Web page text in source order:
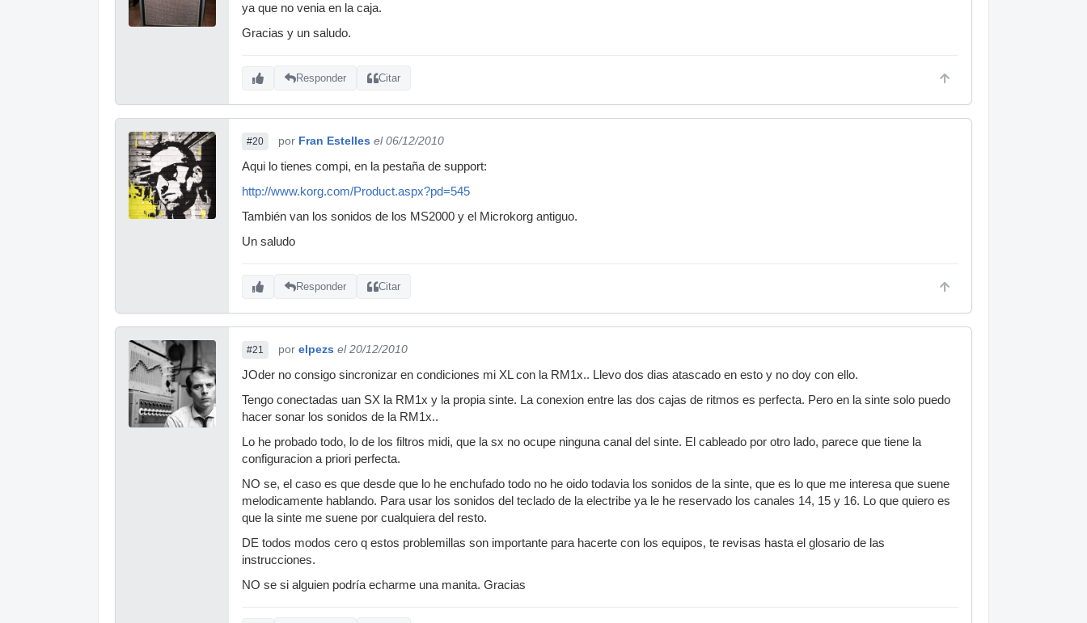
ya que no venia en la caja.
Gracias y un saludo.
Responder Citar
#20 por Fran Estelles el 06/12/2010
Aqui lo tienes compi, en la pestaña de support:
http://www.korg.com/Product.aspx?pd=545
También van los sonidos de los MS2000 y el Microkorg antiguo.
Un saludo
Responder Citar
#21 por elpezs el 20/12/2010
JOder no consigo sincronizar en condiciones mi XL con la RM1x.. Llevo dos dias atascado en esto y no doy con ello.
Tengo conectadas uan SX la RM1x y la propia sinte. La conexion entre las dos cajas de ritmos es perfecta. Pero en la sinte solo puedo
hacer sonar los sonidos de la RM1x..
Lo he probado todo, lo de los filtros midi, que la sx no ocupe ninguna canal del sinte. El cableado por otro lado, parece que tiene la
configuracion a priori perfecta.
NO se, el caso es que desde que lo he enchufado todo no he oido todavia los sonidos de la sinte, que es lo que me interesa que suene
melodicamente hablando. Para usar los sonidos del teclado de la electribe ya le he reservado los canales 14, 15 y 16. Lo que quiero es
que la sinte me suene por cualquiera del resto.
DE todos modos cero q estos problemillas son importante para hacerte con los equipos, te revisas hasta el glosario de las
instrucciones.
NO se si alguien podría echarme una manita. Gracias